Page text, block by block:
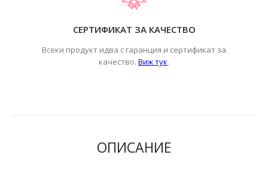
СЕРТИФИКАТ ЗА КАЧЕСТВО
Всеки продукт идва с гаранция и сертификат за
качество. Виж тук.
ОПИСАНИЕ